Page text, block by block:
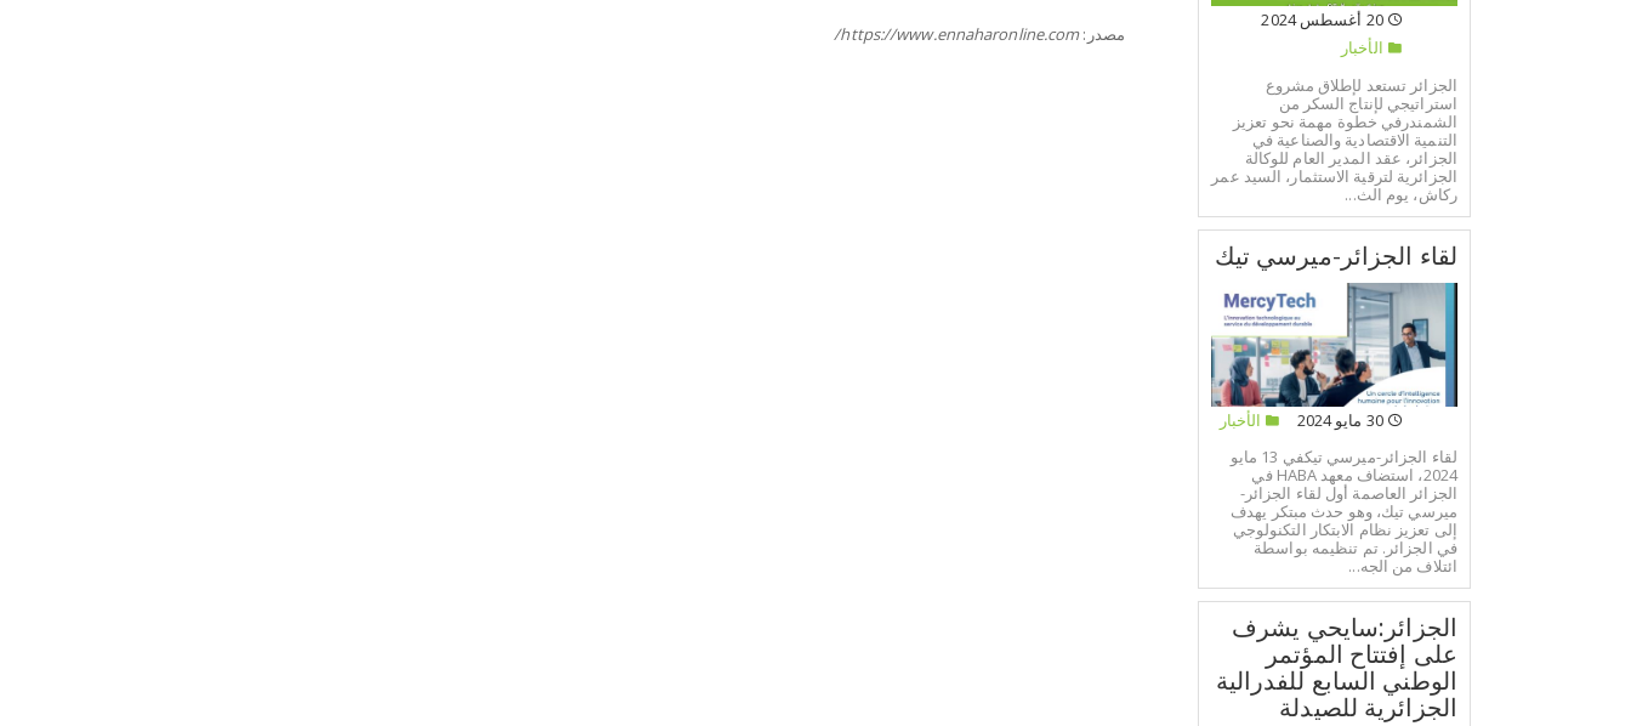
مصدر:https://www.ennaharonline.com/
20 أغسطس 2024
الأخبار
الجزائر تستعد لإطلاق مشروع
استراتيجي لإنتاج السكر من
الشمندرفي خطوة مهمة نحو تعزيز
التنمية الاقتصادية والصناعية في
الجزائر، عقد المدير العام للوكالة
الجزائرية لترقية الاستثمار، السيد عمر
ركاش، يوم الث...
لقاء الجزائر-ميرسي تيك
30 مايو 2024
الأخبار
لقاء الجزائر-ميرسي تيكفي 13 مايو
2024، استضاف معهد HABA في
الجزائر العاصمة أول لقاء الجزائر-
ميرسي تيك، وهو حدث مبتكر يهدف
إلى تعزيز نظام الابتكار التكنولوجي
في الجزائر. تم تنظيمه بواسطة
ائتلاف من الجه...
الجزائر:سايحي يشرف
على إفتتاح المؤتمر
الوطني السابع للفدرالية
الجزائرية للصيدلة